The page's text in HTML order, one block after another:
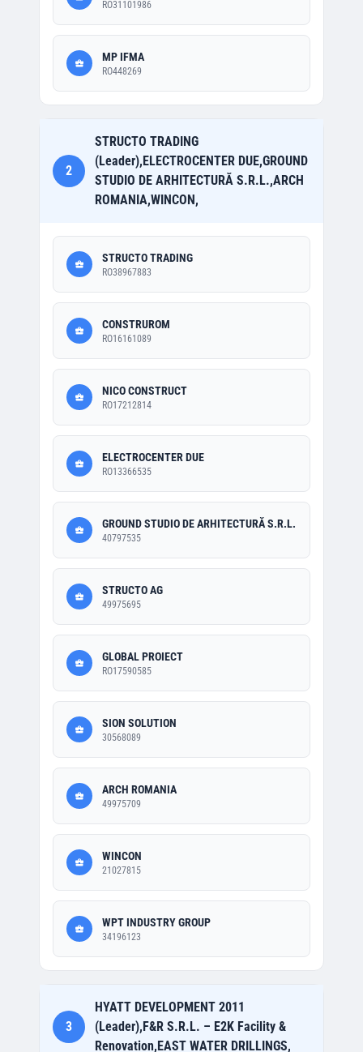
RO31101986
MP IFMA
RO448269
2
STRUCTO TRADING
(Leader),ELECTROCENTER DUE,GROUND
STUDIO DE ARHITECTURĂ S.R.L.,ARCH
ROMANIA,WINCON,
STRUCTO TRADING
RO38967883
CONSTRUROM
RO16161089
NICO CONSTRUCT
RO17212814
ELECTROCENTER DUE
RO13366535
GROUND STUDIO DE ARHITECTURĂ S.R.L.
40797535
STRUCTO AG
49975695
GLOBAL PROIECT
RO17590585
SION SOLUTION
30568089
ARCH ROMANIA
49975709
WINCON
21027815
WPT INDUSTRY GROUP
34196123
3
HYATT DEVELOPMENT 2011
(Leader),F&R S.R.L. – E2K Facility &
Renovation,EAST WATER DRILLINGS,